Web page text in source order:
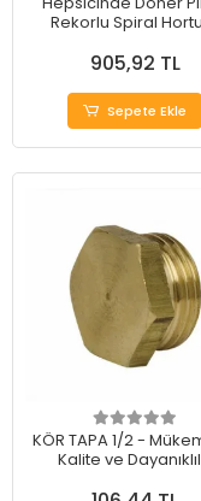
Rekorlu Spiral
905,92 TL
Sepete Ekle
KÖR TAPA 1/2 -
Kalite ve